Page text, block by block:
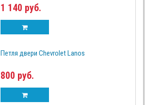
1 140 руб.
Петля двери Chevrolet Lanos
800 руб.